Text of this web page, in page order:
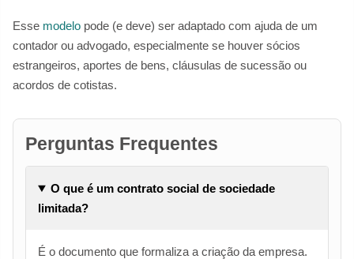
Esse modelo pode (e deve) ser adaptado com ajuda de um
contador ou advogado, especialmente se houver sócios
estrangeiros, aportes de bens, cláusulas de sucessão ou
acordos de cotistas.
Perguntas Frequentes
O que é um contrato social de sociedade
limitada?
É o documento que formaliza a criação da empresa.